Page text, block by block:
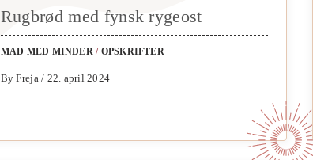
Rugbrød med fynsk rygeost
MAD MED MINDER / OPSKRIFTER
By Freja / 22. april 2024